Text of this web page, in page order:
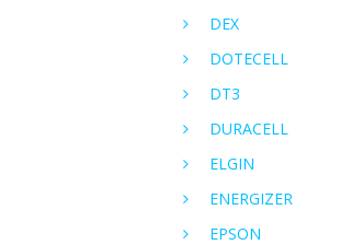
DEX
DOTECELL
DT3
DURACELL
ELGIN
ENERGIZER
EPSON